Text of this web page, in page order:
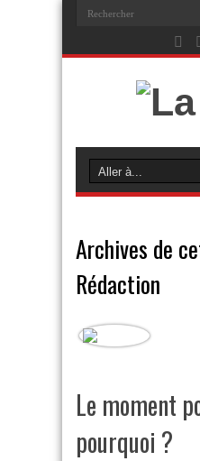
Archives de
Rédaction
Le moment
pourquoi ?